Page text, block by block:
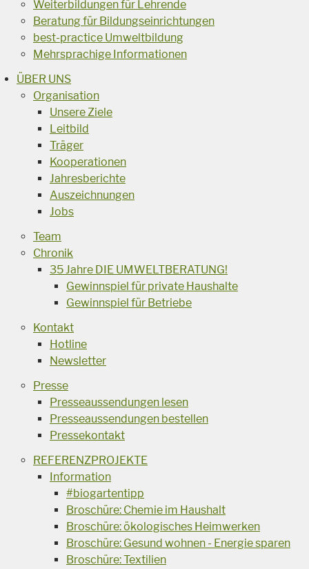
Weiterbildungen für Lehrende
Beratung für Bildungseinrichtungen
best-practice Umweltbildung
Mehrsprachige Informationen
ÜBER UNS
Organisation
Unsere Ziele
Leitbild
Träger
Kooperationen
Jahresberichte
Auszeichnungen
Jobs
Team
Chronik
35 Jahre DIE UMWELTBERATUNG!
Gewinnspiel für private Haushalte
Gewinnspiel für Betriebe
Kontakt
Hotline
Newsletter
Presse
Presseaussendungen lesen
Presseaussendungen bestellen
Pressekontakt
REFERENZPROJEKTE
Information
#biogartentipp
Broschüre: Chemie im Haushalt
Broschüre: ökologisches Heimwerken
Broschüre: Gesund wohnen - Energie sparen
Broschüre: Textilien